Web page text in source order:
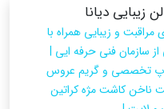
زیبایی دیانا
و زیبایی همراه با
از سازمان فنی حرفه ایی |
تخصصی و گریم عروس
ناخن کاشت مژه کراتین